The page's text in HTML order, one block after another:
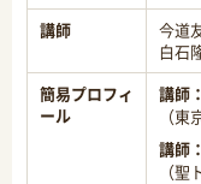
講師
今道
白石
簡易プロフィ
ール
講師：
（東
講師：
（